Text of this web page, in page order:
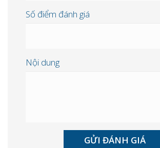
Số điểm đánh giá
Nội dung